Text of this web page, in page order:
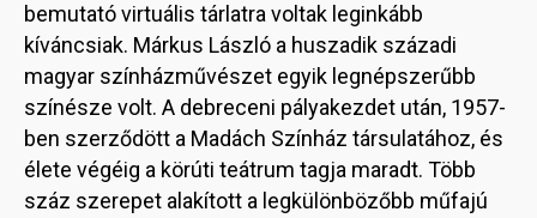
bemutató virtuális tárlatra voltak leginkább
kíváncsiak. Márkus László a huszadik századi
magyar színházművészet egyik legnépszerűbb
színésze volt. A debreceni pályakezdet után, 1957-
ben szerződött a Madách Színház társulatához, és
élete végéig a körúti teátrum tagja maradt. Több
száz szerepet alakított a legkülönbözőbb műfajú